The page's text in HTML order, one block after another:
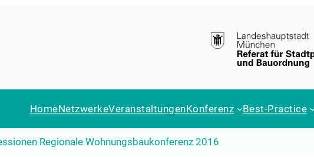
HomeNetzwerkeVeranstaltungenKonferenz Best-Practice
Regionale Wohnungsbaukonferenz 2016